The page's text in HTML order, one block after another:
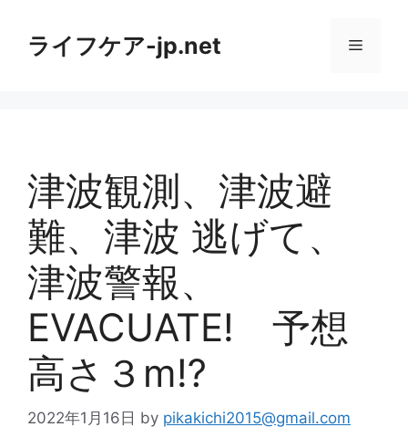
ライフケア-jp.net メ
津波観測、津波避
難、津波 逃げて、
津波警報、
EVACUATE! 予想
高さ３m⁉
2022年1月16日 by pikakichi2015@gmail.com